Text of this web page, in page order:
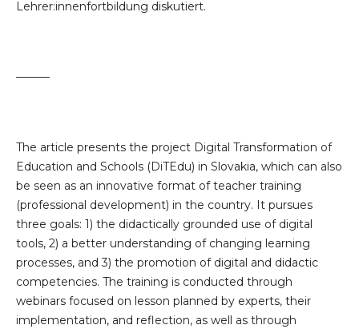
Lehrer:innenfortbildung diskutiert.
———
The article presents the project Digital Transformation of
Education and Schools (DiTEdu) in Slovakia, which can also
be seen as an innovative format of teacher training
(professional development) in the country. It pursues
three goals: 1) the didactically grounded use of digital
tools, 2) a better understanding of changing learning
processes, and 3) the promotion of digital and didactic
competencies. The training is conducted through
webinars focused on lesson planned by experts, their
implementation, and reflection, as well as through